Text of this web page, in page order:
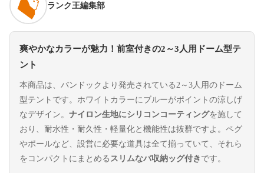
ランク王編集部
爽やかなカラーが魅力！前室付きの2～3人用ドーム型テ
ント
本商品は、バンドックより発売されている2～3人用のドーム
型テントです。ホワイトカラーにブルーがポイントの涼しげ
なデザイン。 ナイロン生地にシリコンコーティングを施して
おり、耐水性・耐久性・軽量化と機能性は抜群ですよ。ペグ
やポールなど、設営に必要な道具は全て揃っていて、それら
をコンパクトにまとめる スリムなバ収納ッグ付き です。